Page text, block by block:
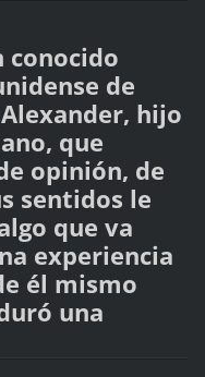
conocido
de
hijo
que
opinión, de
sentidos le
que va
experiencia
él mismo
una